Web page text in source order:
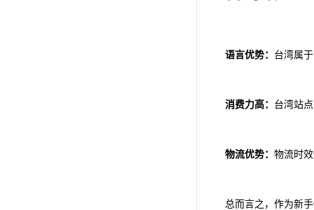
语言优势： 台湾属
消费力高： 台湾站
物流优势： 物流时
总而言之，作为新